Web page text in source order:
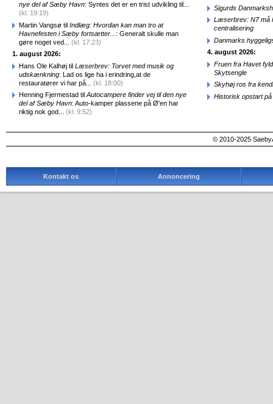
nye del af Sæby Havn: Syntes det er en trist udvikling til...
(kl. 19:19)
Martin Vangsø til Indlæg: Hvordan kan man tro at
Havnefesten i Sæby fortsætter... : Generalt skulle man
gøre noget ved... (kl. 17:23)
1. august 2026:
Hans Ole Kalhøj til Læserbrev: Torvet med musik og
udskænkning: Lad os lige ha i erindring,at de
restauratører vi har på... (kl. 18:00)
Henning Fjermestad til Autocampere finder vej til den nye
del af Sæby Havn: Auto-kamper plassene på Ø'en har
riktig nok god... (kl. 9:52)
Sigurds
Læserbrev: N7 må
centralisering
Danmarks
4. august 2026:
Fruen fra Havet
Skytsengle
Skyhøj ros fra
Historisk opstart
© 2010-2025
Kontakt os Annoncering